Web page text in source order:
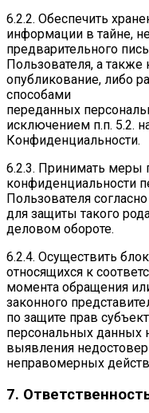
6.2.2. Обеспечить
информации в тайне,
предварительного
Пользователя, а
опубликование, либо
способами
переданных
исключением п.п. 5.2.
Конфиденциальности.
6.2.3. Принимать меры
конфиденциальности
Пользователя
для защиты такого
деловом обороте.
6.2.4. Осуществить
относящихся к
момента обращения
законного
по защите прав
персональных данных
выявления
неправомерных
7.